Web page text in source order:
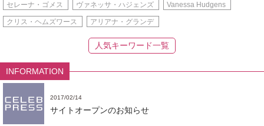
セレーナ・ゴメス ヴァネッサ・ハジェンズ Vanessa Hudgens
クリス・ヘムズワース アリアナ・グランデ
人気キーワード一覧
INFORMATION
2017/02/14
サイトオープンのお知らせ